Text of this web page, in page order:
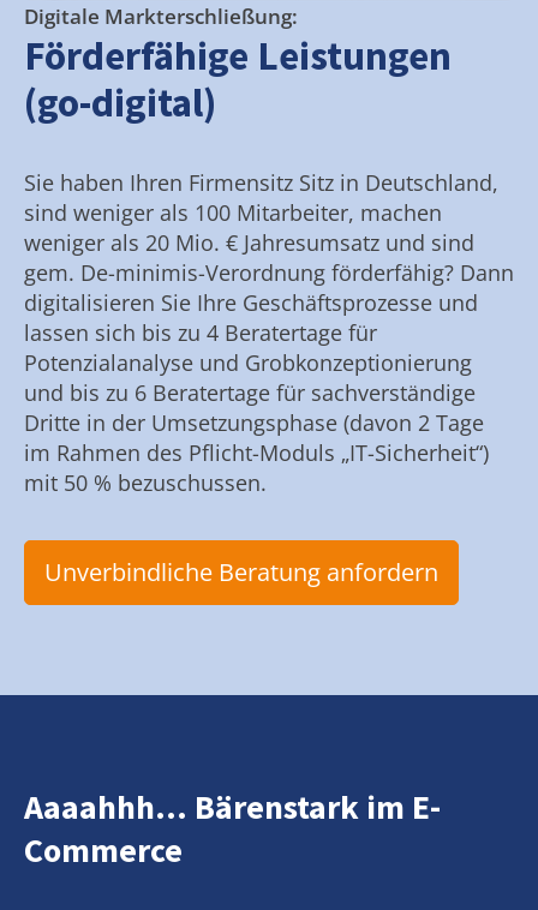
Digitale Markterschließung:
Förderfähige Leistungen
(go-digital)
Sie haben Ihren Firmensitz Sitz in Deutschland,
sind weniger als 100 Mitarbeiter, machen
weniger als 20 Mio. € Jahresumsatz und sind
gem. De-minimis-Verordnung förderfähig? Dann
digitalisieren Sie Ihre Geschäftsprozesse und
lassen sich bis zu 4 Beratertage für
Potenzialanalyse und Grobkonzeptionierung
und bis zu 6 Beratertage für sachverständige
Dritte in der Umsetzungsphase (davon 2 Tage
im Rahmen des Pflicht-Moduls „IT-Sicherheit“)
mit 50 % bezuschussen.
Unverbindliche Beratung anfordern
Aaaahhh... Bärenstark im E-
Commerce